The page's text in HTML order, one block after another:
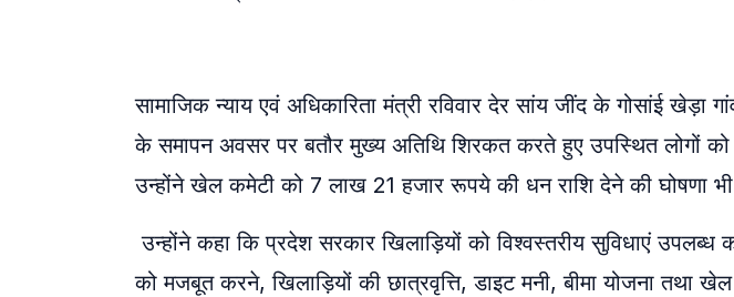
सामाजिक न्याय एवं अधिकारिता मंत्री रविवार देर सांय जींद के गोसांई खेड़ा
के समापन अवसर पर बतौर मुख्य अतिथि शिरकत करते हुए उपस्थित लोगों
उन्होंने खेल कमेटी को 7 लाख 21 हजार रूपये की धन राशि देने की घोषणा
उन्होंने कहा कि प्रदेश सरकार खिलाड़ियों को विश्वस्तरीय सुविधाएं
को मजबूत करने, खिलाड़ियों की छात्रवृत्ति, डाइट मनी, बीमा योजना तथा